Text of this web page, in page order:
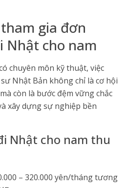
gia đơn
Nhật cho nam
chuyên môn kỹ thuật, việc
Nhật Bản không chỉ là cơ hội
còn là bước đệm vững chắc
xây dựng sự nghiệp bền
Nhật cho nam thu
– 320.000 yên/tháng tương